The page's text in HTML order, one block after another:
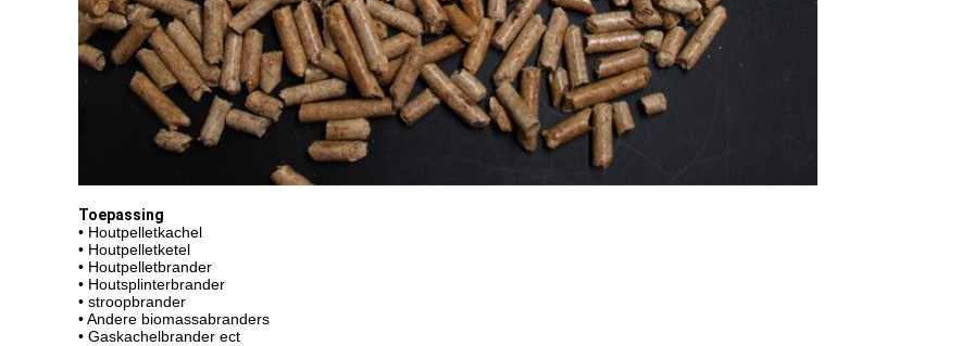
Toepassing
• Houtpelletkachel
• Houtpelletketel
• Houtpelletbrander
• Houtsplinterbrander
• stroopbrander
• Andere biomassabranders
• Gaskachelbrander ect